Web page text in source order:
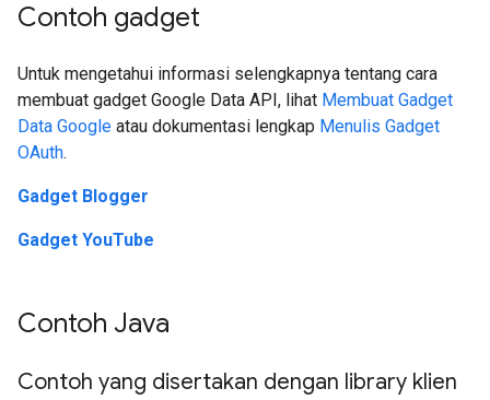
Contoh gadget
Untuk mengetahui informasi selengkapnya tentang cara
membuat gadget Google Data API, lihat Membuat Gadget
Data Google atau dokumentasi lengkap Menulis Gadget
OAuth.
Gadget Blogger
Gadget YouTube
Contoh Java
Contoh yang disertakan dengan library klien